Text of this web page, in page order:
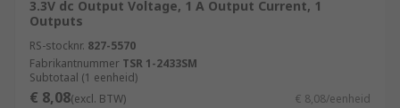
3.3V dc Output Voltage, 1 A Output Current, 1
Outputs
RS-stocknr. 827-5570
Fabrikantnummer TSR 1-2433SM
Subtotaal (1 eenheid)
€ 8,08(excl. BTW) € 8,08/eenheid